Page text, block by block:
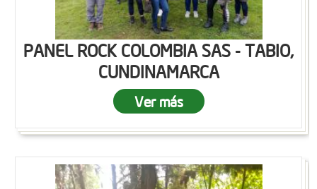
PANEL ROCK COLOMBIA SAS - TABIO,
CUNDINAMARCA
Ver más